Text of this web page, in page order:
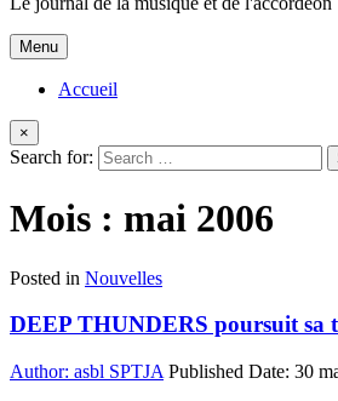
Menu
Accueil
×
Search for:
Mois : mai 2006
Posted in Nouvelles
DEEP THUNDERS poursuit sa
Author: asbl SPTJA Published Date: 30